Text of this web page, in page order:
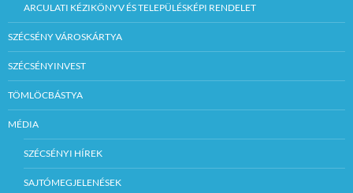
ARCULATI KÉZIKÖNYV ÉS TELEPÜLÉSKÉPI RENDELET
SZÉCSÉNY VÁROSKÁRTYA
SZÉCSÉNYINVEST
TÖMLÖCBÁSTYA
MÉDIA
SZÉCSÉNYI HÍREK
SAJTÓMEGJELENÉSEK